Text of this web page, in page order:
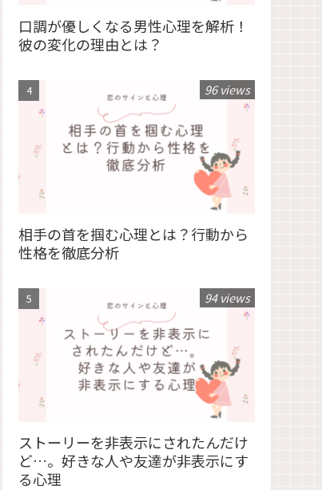
口調が優しくなる男性心理を解析！
彼の変化の理由とは？
相手の首を掴む心理とは？行動から
性格を徹底分析
96 views
ストーリーを非表示にされたんだけ
ど…。好きな人や友達が非表示にす
る心理
94 views